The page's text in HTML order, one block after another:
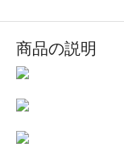
商品の説明